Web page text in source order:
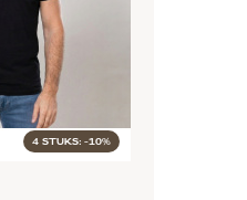
4 STUKS: -10%